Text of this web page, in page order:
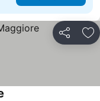
Partilhar